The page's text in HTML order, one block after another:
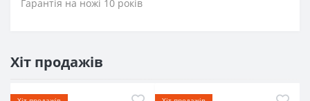
Гарантія на ножі 10 років
Хіт продажів